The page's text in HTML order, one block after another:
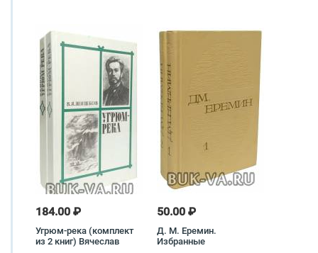
184.00 ₽
Угрюм-река (комплект
из 2 книг) Вячеслав
50.00 ₽
Д. М. Еремин.
Избранные